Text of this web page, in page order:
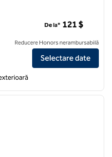
Home2 Suites by Hilton Tampa
De la* 121 $
Reducere Honors nerambursabilă
Selectare date